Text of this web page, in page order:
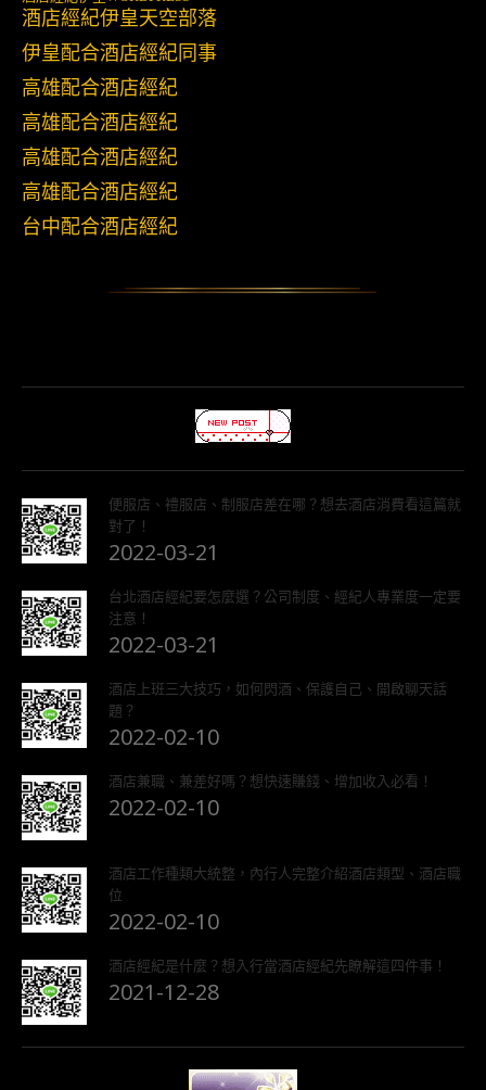
酒店經紀伊皇天空部落
伊皇配合酒店經紀同事
高雄配合酒店經紀
高雄配合酒店經紀
高雄配合酒店經紀
高雄配合酒店經紀
台中配合酒店經紀
便服店、禮服店、制服店差在哪？想去酒店消費看這篇就
對了！
2022-03-21
台北酒店經紀要怎麼選？公司制度、經紀人專業度一定要
注意！
2022-03-21
酒店上班三大技巧，如何閃酒、保護自己、開啟聊天話
題？
2022-02-10
酒店兼職、兼差好嗎？想快速賺錢、增加收入必看！
2022-02-10
酒店工作種類大統整，內行人完整介紹酒店類型、酒店職
位
2022-02-10
酒店經紀是什麼？想入行當酒店經紀先瞭解這四件事！
2021-12-28